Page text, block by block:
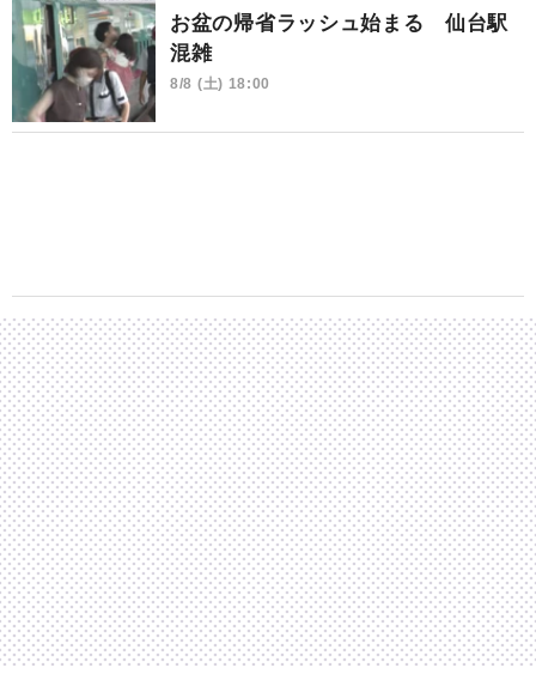
お盆の帰省ラッシュ始まる 仙台駅
混雑
8/8 (土) 18:00